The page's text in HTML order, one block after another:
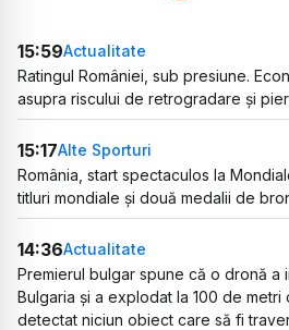
15:59Actualitate
Ratingul României, sub presiune.
asupra riscului de retrogradare și
15:17Alte Sporturi
România, start spectaculos la
titluri mondiale și două medalii de
14:36Actualitate
Premierul bulgar spune că o dronă a
Bulgaria și a explodat la 100 de metri
detectat niciun obiect care să fi